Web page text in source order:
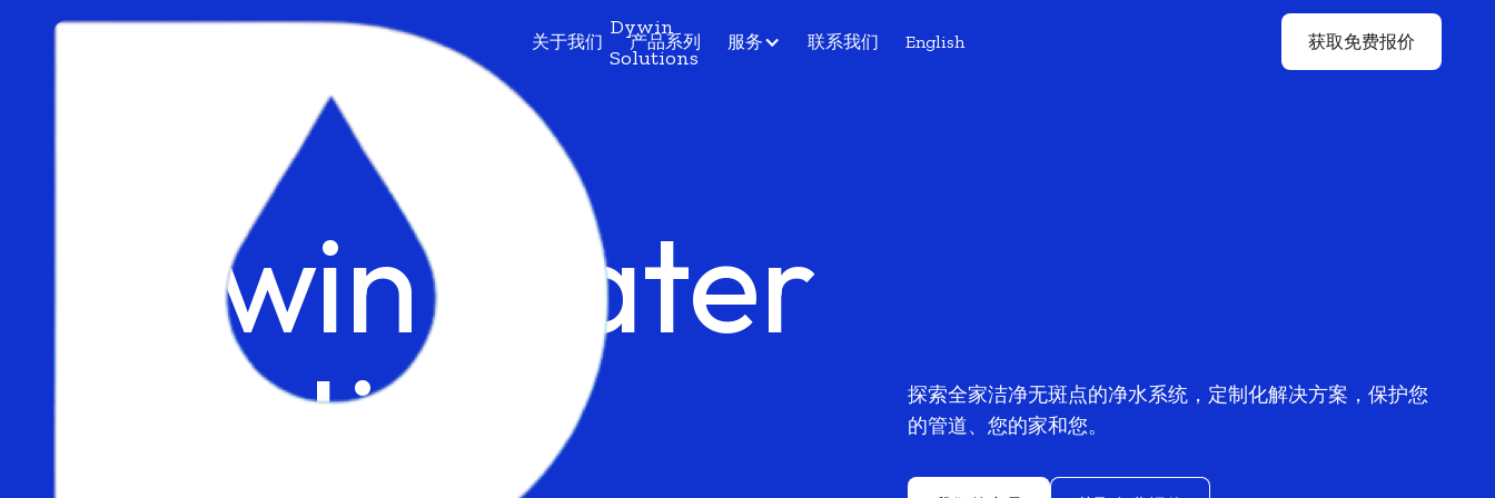
Dywin
Solutions
关于我们 产品系列 服务 联系我们 English 获取免费报价
Dywin Water
Solution
探索全家洁净无斑点的净水系统，定制化解决方案，保护您
的管道、您的家和您。